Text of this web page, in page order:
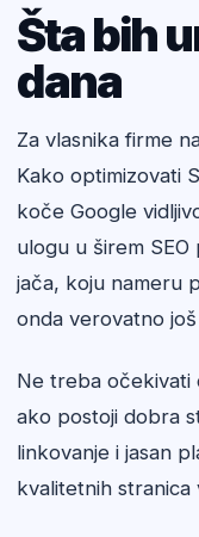
Šta bih
dana
Za vlasnika firme
Kako optimizovati
koče Google
ulogu u širem
jača, koju nameru
onda verovatno
Ne treba očekivati
ako postoji dobra
linkovanje i jasan
kvalitetnih